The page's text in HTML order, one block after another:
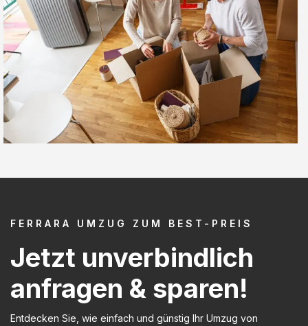
FERRARA UMZUG ZUM BEST-PREIS
Jetzt unverbindlich
anfragen & sparen!
Entdecken Sie, wie einfach und günstig Ihr Umzug von